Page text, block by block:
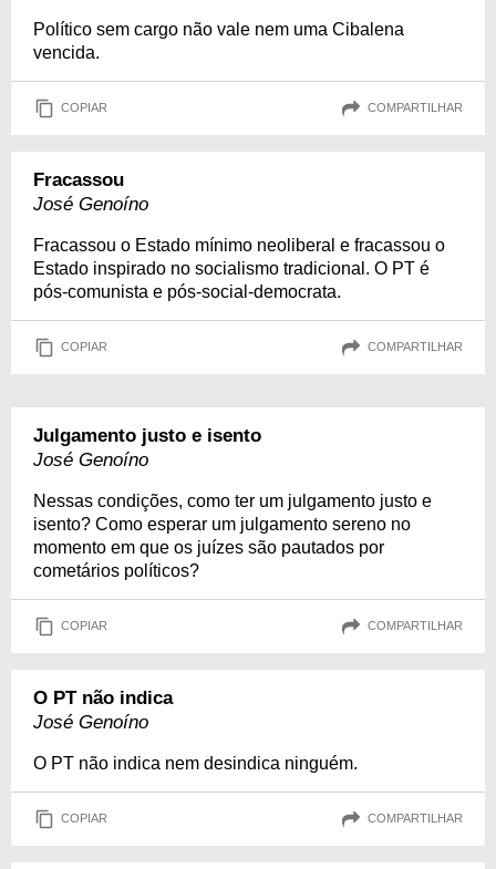
Político sem cargo não vale nem uma Cibalena
vencida.
COPIAR COMPARTILHAR
Fracassou
José Genoíno
Fracassou o Estado mínimo neoliberal e fracassou o
Estado inspirado no socialismo tradicional. O PT é
pós-comunista e pós-social-democrata.
COPIAR COMPARTILHAR
Julgamento justo e isento
José Genoíno
Nessas condições, como ter um julgamento justo e
isento? Como esperar um julgamento sereno no
momento em que os juízes são pautados por
cometários políticos?
COPIAR COMPARTILHAR
O PT não indica
José Genoíno
O PT não indica nem desindica ninguém.
COPIAR COMPARTILHAR